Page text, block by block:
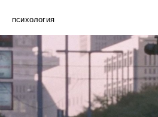
психология